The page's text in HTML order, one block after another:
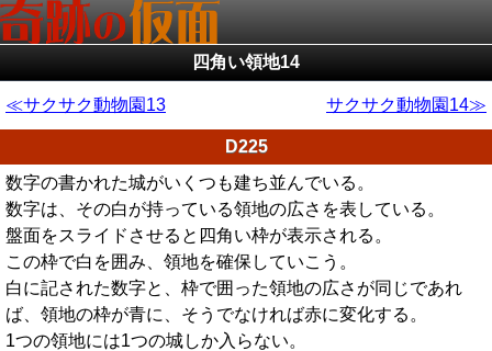
四角い領地14
サクサク動物園13 サクサク動物園14
D225
数字の書かれた城がいくつも建ち並んでいる。
数字は、その白が持っている領地の広さを表している。
盤面をスライドさせると四角い枠が表示される。
この枠で白を囲み、領地を確保していこう。
白に記された数字と、枠で囲った領地の広さが同じであれ
ば、領地の枠が青に、そうでなければ赤に変化する。
1つの領地には1つの城しか入らない。